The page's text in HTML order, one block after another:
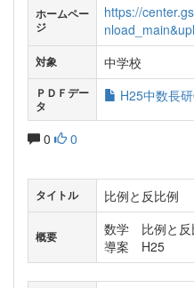
ホームペー
ジ
https://
対象 中学校
ＰＤＦデー
タ
H25中数長
0 0
タイトル 比例と反比例
概要
数学 比例と
導案 H25